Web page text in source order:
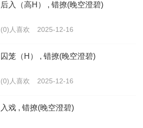
后入（高H） , 错撩(晚空澄碧)
(0)人喜欢 2025-12-16
囚笼（H） , 错撩(晚空澄碧)
(0)人喜欢 2025-12-16
入戏 , 错撩(晚空澄碧)